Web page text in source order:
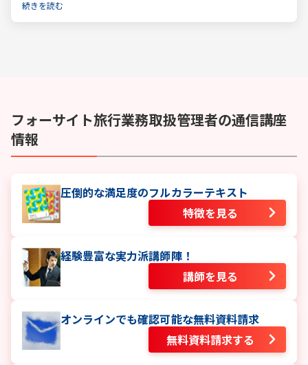
資格です。一般的に「国家資格」といえば受験資格が多いですが、
続きを読む
フォーサイト旅行業務取扱管理者の通信講座
情報
圧倒的な満足度のフルカラーテキスト
特徴を見る
経験豊富な実力派講師陣！
講師を見る
オンラインでも確認可能な無料資料請求
無料資料請求する